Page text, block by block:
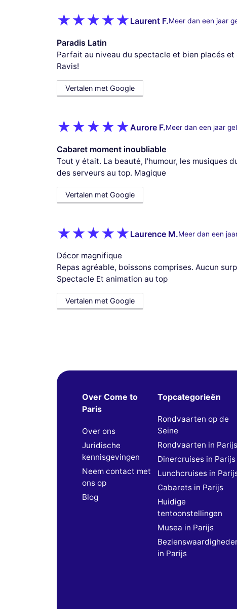
Laurent F.Meer dan een jaar
Paradis Latin
Parfait au niveau du spectacle et bien placés
Ravis!
Vertalen met Google
Aurore F.Meer dan een jaar
Cabaret moment inoubliable
Tout y était. La beauté, l'humour, les musiques
des serveurs au top. Magique
Vertalen met Google
Laurence M.Meer dan een
Décor magnifique
Repas agréable, boissons comprises. Aucun
Spectacle Et animation au top
Vertalen met Google
Over Come to
Paris
Over ons
Juridische
kennisgevingen
Neem contact met
ons op
Blog
Topcategorieën
Rondvaarten op de
Seine
Rondvaarten in Parijs
Dinercruises in Parijs
Lunchcruises in
Cabarets in Parijs
Huidige
tentoonstellingen
Musea in Parijs
in Parijs